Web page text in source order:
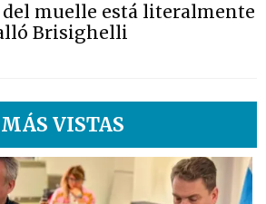
muelle está literalmente
Brisighelli
MÁS VISTAS
1